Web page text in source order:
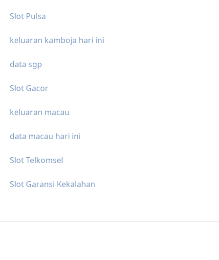
Slot Pulsa
keluaran kamboja hari ini
data sgp
Slot Gacor
keluaran macau
data macau hari ini
Slot Telkomsel
Slot Garansi Kekalahan